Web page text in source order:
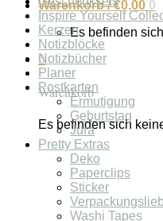
Warenkorb /€0,00 0
Es befinden
0
Warenkorb
Es befinden sich
Inspire Yourself
Kerzen
Notizblöcke
Notizbücher
Planer
Postkarten
Ermutigung
Geburtstag
Jura
Pretty Extras
Deko
Paperclips
Sticker
Washi Tapes